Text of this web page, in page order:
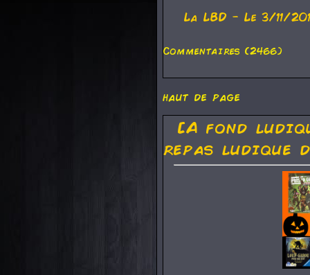
La LBD - Le 3/11/
Commentaires (2466)
haut de page
[A fond
repas ludique